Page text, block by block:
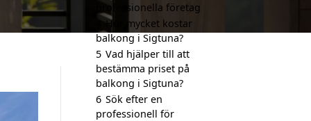
professionella företag
Hur mycket kostar
balkong i Sigtuna?
5 Vad hjälper till att
bestämma priset på
balkong i Sigtuna?
6 Sök efter en
professionell för